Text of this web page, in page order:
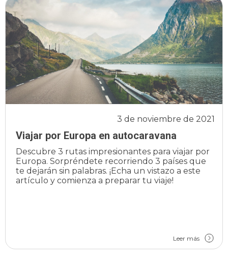
Viajar por Europa en autocaravana
3 de noviembre de 2021
Descubre 3 rutas impresionantes para viajar por
Europa. Sorpréndete recorriendo 3 países que
te dejarán sin palabras. ¡Echa un vistazo a este
artículo y comienza a preparar tu viaje!
Leer más